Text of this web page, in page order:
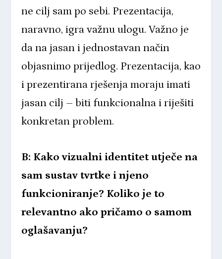
ne cilj sam po sebi. Prezentacija,
naravno, igra važnu ulogu. Važno je
da na jasan i jednostavan način
objasnimo prijedlog. Prezentacija, kao
i prezentirana rješenja moraju imati
jasan cilj – biti funkcionalna i riješiti
konkretan problem.
B: Kako vizualni identitet utječe na
sam sustav tvrtke i njeno
funkcioniranje? Koliko je to
relevantno ako pričamo o samom
oglašavanju?